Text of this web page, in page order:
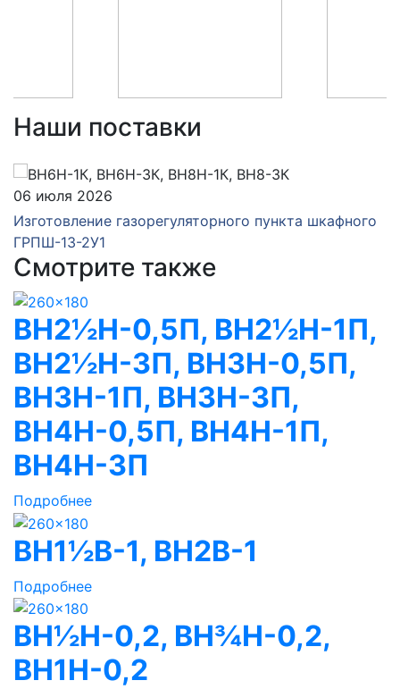
Наши поставки
06 июля 2026
Изготовление газорегуляторного пункта шкафного
ГРПШ-13-2У1
Смотрите также
ВН2½Н-0,5П, ВН2½Н-1П,
ВН2½Н-3П, ВН3Н-0,5П,
ВН3Н-1П, ВН3Н-3П,
ВН4Н-0,5П, ВН4Н-1П,
ВН4Н-3П
Подробнее
ВН1½В-1, ВН2В-1
Подробнее
ВН½Н-0,2, ВН¾Н-0,2,
ВН1Н-0,2